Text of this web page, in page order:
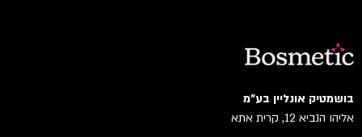
בושמטיק אונליין בע"מ
אליהו הנביא 12, קרית אתא